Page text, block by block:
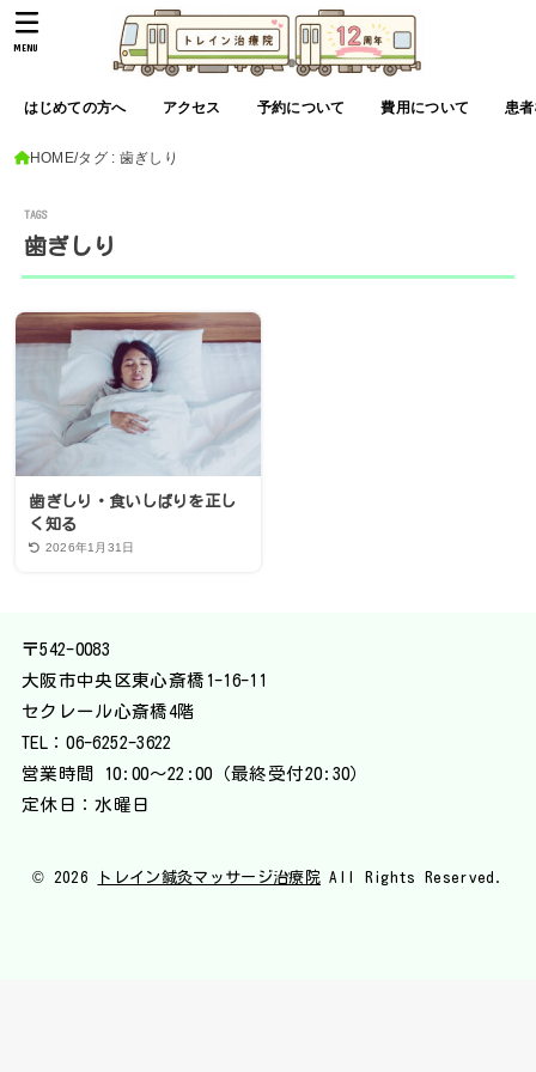
はじめての方へ アクセス 予約について 費用について 患
MENU
HOME タグ : 歯ぎしり
歯ぎしり
歯ぎしり・食いしばりを正し
く知る
2026年1月31日
〒542-0083
大阪市中央区東心斎橋1-16-11
セクレール心斎橋4階
TEL：06-6252-3622
営業時間 10:00〜22:00（最終受付20:30）
定休日：水曜日
© 2026 トレイン鍼灸マッサージ治療院 All Rights Reserved.